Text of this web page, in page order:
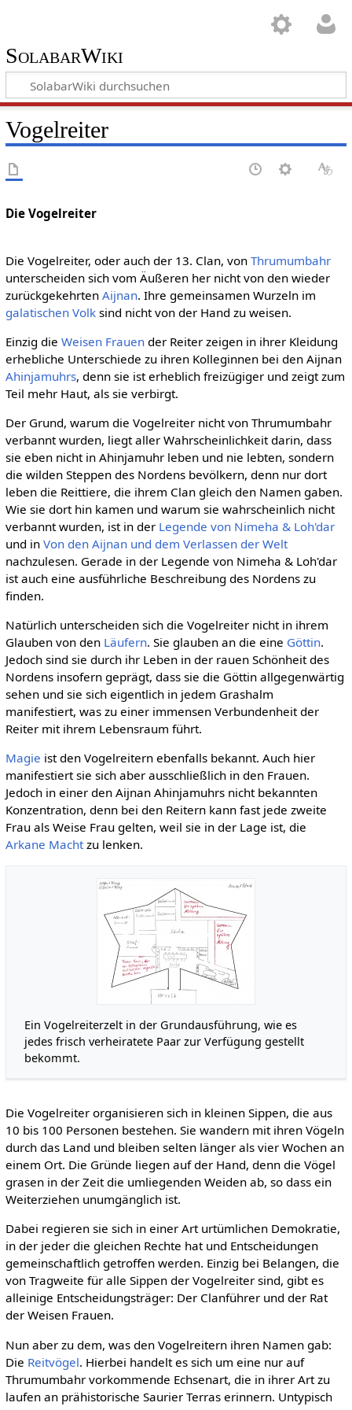
SolabarWiki
Vogelreiter
Die Vogelreiter
Die Vogelreiter, oder auch der 13. Clan, von Thrumumbahr
unterscheiden sich vom Äußeren her nicht von den wieder
zurückgekehrten Aijnan. Ihre gemeinsamen Wurzeln im
galatischen Volksind nicht von der Hand zu weisen.
Einzig die Weisen Frauender Reiter zeigen in ihrer Kleidung
erhebliche Unterschiede zu ihren Kolleginnen bei den Aijnan
Ahinjamuhrs, denn sie ist erheblich freizügiger und zeigt zum
Teil mehr Haut, als sie verbirgt.
Der Grund, warum die Vogelreiter nicht von Thrumumbahr
verbannt wurden, liegt aller Wahrscheinlichkeit darin, dass
sie eben nicht in Ahinjamuhr leben und nie lebten, sondern
die wilden Steppen des Nordens bevölkern, denn nur dort
leben die Reittiere, die ihrem Clan gleich den Namen gaben.
Wie sie dort hin kamen und warum sie wahrscheinlich nicht
verbannt wurden, ist in der Legende von Nimeha & Loh'dar
und in Von den Aijnan und dem Verlassen der Welt
nachzulesen. Gerade in der Legende von Nimeha & Loh'dar
ist auch eine ausführliche Beschreibung des Nordens zu
finden.
Natürlich unterscheiden sich die Vogelreiter nicht in ihrem
Glauben von den Läufern. Sie glauben an die eine Göttin.
Jedoch sind sie durch ihr Leben in der rauen Schönheit des
Nordens insofern geprägt, dass sie die Göttin allgegenwärtig
sehen und sie sich eigentlich in jedem Grashalm
manifestiert, was zu einer immensen Verbundenheit der
Reiter mit ihrem Lebensraum führt.
Magie ist den Vogelreitern ebenfalls bekannt. Auch hier
manifestiert sie sich aber ausschließlich in den Frauen.
Jedoch in einer den Aijnan Ahinjamuhrs nicht bekannten
Konzentration, denn bei den Reitern kann fast jede zweite
Frau als Weise Frau gelten, weil sie in der Lage ist, die
Arkane Machtzu lenken.
Ein Vogelreiterzelt in der Grundausführung, wie es
jedes frisch verheiratete Paar zur Verfügung gestellt
bekommt.
Die Vogelreiter organisieren sich in kleinen Sippen, die aus
10 bis 100 Personen bestehen. Sie wandern mit ihren Vögeln
durch das Land und bleiben selten länger als vier Wochen an
einem Ort. Die Gründe liegen auf der Hand, denn die Vögel
grasen in der Zeit die umliegenden Weiden ab, so dass ein
Weiterziehen unumgänglich ist.
Dabei regieren sie sich in einer Art urtümlichen Demokratie,
in der jeder die gleichen Rechte hat und Entscheidungen
gemeinschaftlich getroffen werden. Einzig bei Belangen, die
von Tragweite für alle Sippen der Vogelreiter sind, gibt es
alleinige Entscheidungsträger: Der Clanführer und der Rat
der Weisen Frauen.
Nun aber zu dem, was den Vogelreitern ihren Namen gab:
Die Reitvögel. Hierbei handelt es sich um eine nur auf
Thrumumbahr vorkommende Echsenart, die in ihrer Art zu
laufen an prähistorische Saurier Terras erinnern. Untypisch